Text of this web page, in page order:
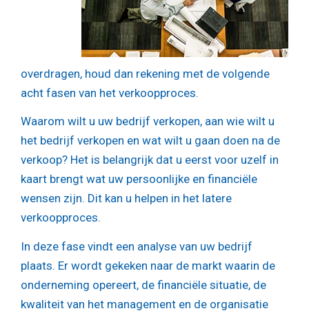
overdragen, houd dan rekening met de volgende
acht fasen van het verkoopproces.
Waarom wilt u uw bedrijf verkopen, aan wie wilt u
het bedrijf verkopen en wat wilt u gaan doen na de
verkoop? Het is belangrijk dat u eerst voor uzelf in
kaart brengt wat uw persoonlijke en financiële
wensen zijn. Dit kan u helpen in het latere
verkoopproces.
In deze fase vindt een analyse van uw bedrijf
plaats. Er wordt gekeken naar de markt waarin de
onderneming opereert, de financiële situatie, de
kwaliteit van het management en de organisatie